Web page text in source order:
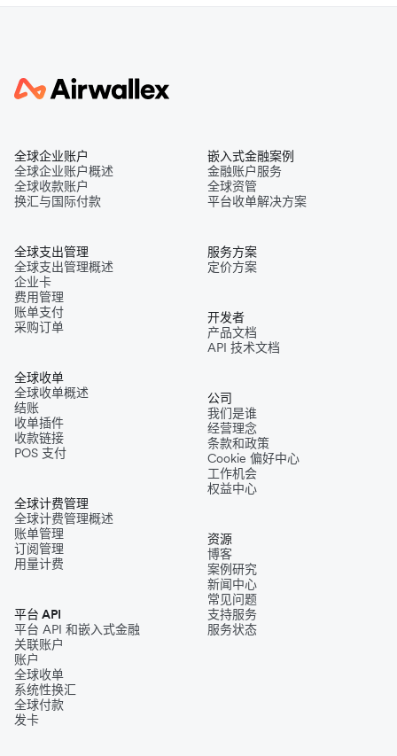
全球企业账户
全球企业账户概述
全球收款账户
换汇与国际付款
全球支出管理
全球支出管理概述
企业卡
费用管理
账单支付
采购订单
全球收单
全球收单概述
结账
收单插件
收款链接
POS 支付
全球计费管理
全球计费管理概述
账单管理
订阅管理
用量计费
平台 API
平台 API 和嵌入式金融
关联账户
账户
全球收单
系统性换汇
全球付款
发卡
嵌入式金融案例
金融账户服务
全球资管
平台收单解决方案
服务方案
定价方案
开发者
产品文档
API 技术文档
公司
我们是谁
经营理念
条款和政策
Cookie 偏好中心
工作机会
权益中心
资源
博客
案例研究
新闻中心
常见问题
支持服务
服务状态